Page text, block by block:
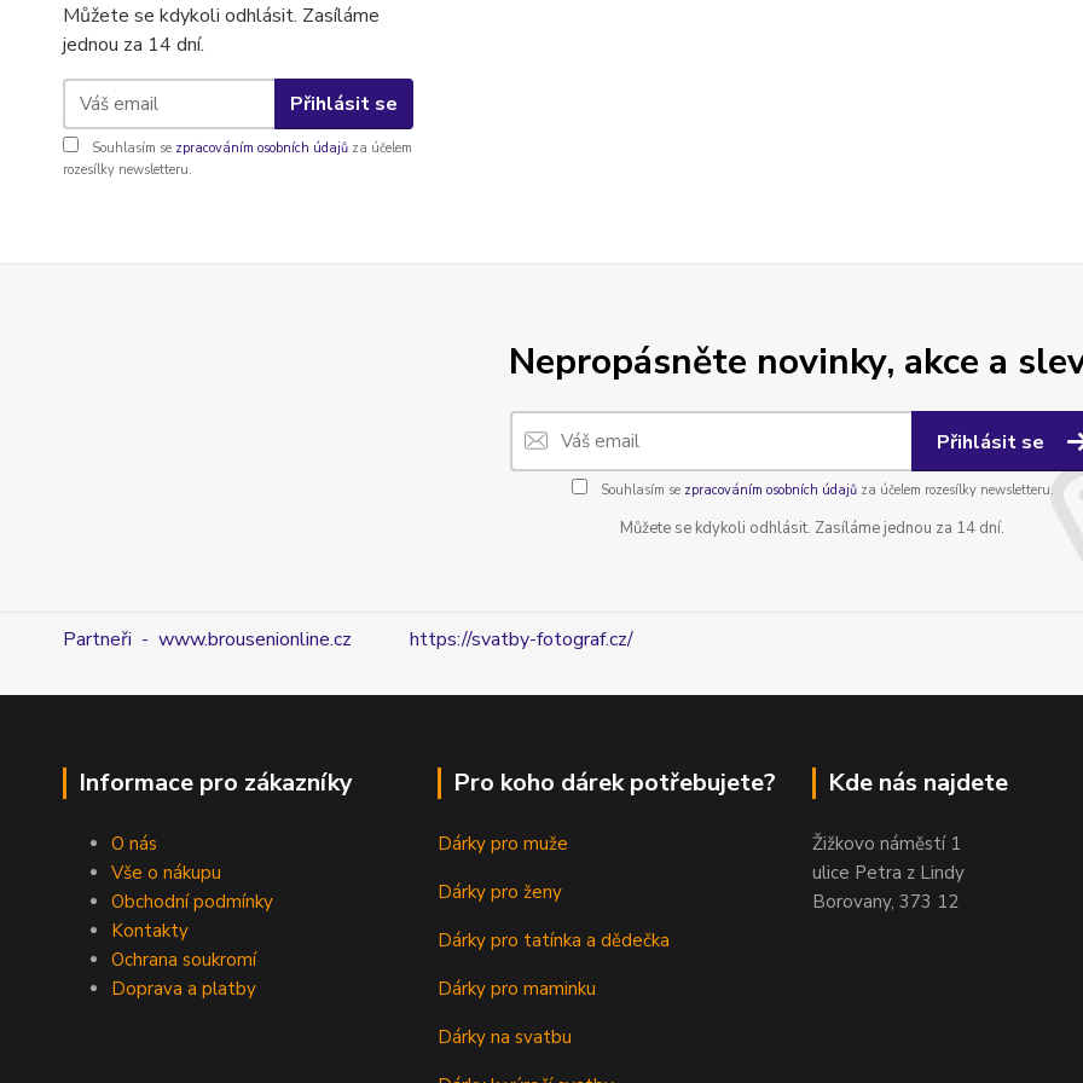
Můžete se kdykoli odhlásit. Zasíláme
jednou za 14 dní.
Přihlásit se
Souhlasím se zpracováním osobních údajů za účelem
rozesílky newsletteru.
Nepropásněte novinky, akce a
Přihlásit se
Souhlasím se zpracováním osobních údajůza účelem rozesílky newsletteru.
Můžete se kdykoli odhlásit. Zasíláme jednou za 14 dní.
Partneři - www.brousenionline.cz https://svatby-fotograf.cz/
Informace pro zákazníky
O nás
Vše o nákupu
Obchodní podmínky
Kontakty
Ochrana soukromí
Doprava a platby
Pro koho dárek potřebujete?
Dárky pro muže
Dárky pro ženy
Dárky pro tatínka a dědečka
Dárky pro maminku
Dárky na svatbu
Kde nás najdete
Žižkovo náměstí 1
ulice Petra z Lindy
Borovany, 373 12